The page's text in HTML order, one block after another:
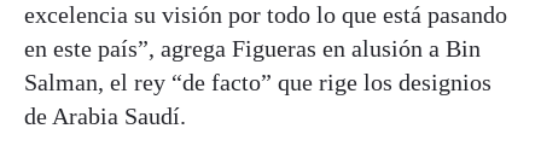
excelencia su visión por todo lo que está pasando
en este país”, agrega Figueras en alusión a Bin
Salman, el rey “de facto” que rige los designios
de Arabia Saudí.